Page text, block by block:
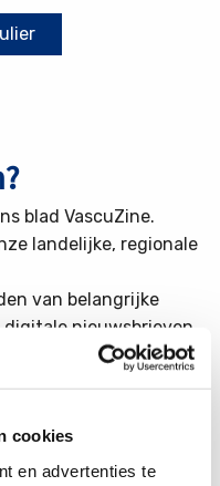
cookies
en advertenties te
blad VascuZine.
landelijke, regionale
van belangrijke
nieuwsbrieven.
tot de digitale versie
in alle (meer dan
zijn gepubliceerd.